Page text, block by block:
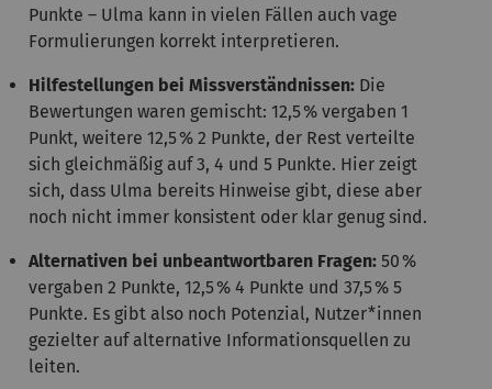
Punkte – Ulma kann in vielen Fällen auch vage
Formulierungen korrekt interpretieren.
Hilfestellungen bei Missverständnissen: Die
Bewertungen waren gemischt: 12,5 % vergaben 1
Punkt, weitere 12,5 % 2 Punkte, der Rest verteilte
sich gleichmäßig auf 3, 4 und 5 Punkte. Hier zeigt
sich, dass Ulma bereits Hinweise gibt, diese aber
noch nicht immer konsistent oder klar genug sind.
Alternativen bei unbeantwortbaren Fragen: 50 %
vergaben 2 Punkte, 12,5 % 4 Punkte und 37,5 % 5
Punkte. Es gibt also noch Potenzial, Nutzer*innen
gezielter auf alternative Informationsquellen zu
leiten.